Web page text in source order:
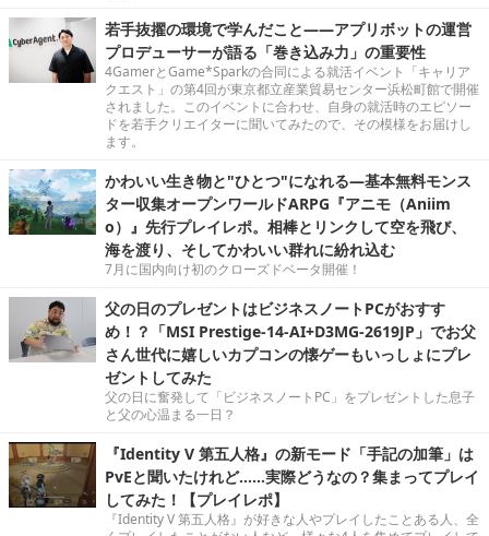
若手抜擢の環境で学んだこと――アプリボットの運営
プロデューサーが語る「巻き込み力」の重要性
4GamerとGame*Sparkの合同による就活イベント「キャリア
クエスト」の第4回が東京都立産業貿易センター浜松町館で開催
されました。このイベントに合わせ、自身の就活時のエピソー
ドを若手クリエイターに聞いてみたので、その模様をお届けし
ます。
かわいい生き物と"ひとつ"になれる―基本無料モンス
ター収集オープンワールドARPG『アニモ（Aniim
o）』先行プレイレポ。相棒とリンクして空を飛び、
海を渡り、そしてかわいい群れに紛れ込む
7月に国内向け初のクローズドベータ開催！
父の日のプレゼントはビジネスノートPCがおすす
め！？「MSI Prestige-14-AI+D3MG-2619JP」でお父
さん世代に嬉しいカプコンの懐ゲーもいっしょにプレ
ゼントしてみた
父の日に奮発して「ビジネスノートPC」をプレゼントした息子
と父の心温まる一日？
『Identity V 第五人格』の新モード「手記の加筆」は
PvEと聞いたけれど……実際どうなの？集まってプレイ
してみた！【プレイレポ】
『Identity V 第五人格』が好きな人やプレイしたことある人、全